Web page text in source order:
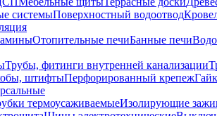
системыПоверхностный водоотвод
Отопительные печиБанные печи
Трубы, фитинги внутренней канализации
штифтыПерфорированный крепеж
термоусаживаемыеИзолирующие